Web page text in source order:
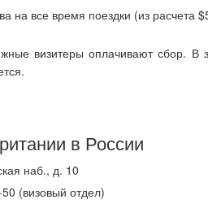
на все время поездки (из расчета
визитеры оплачивают сбор. В
в России
наб., д. 10
(визовый отдел)